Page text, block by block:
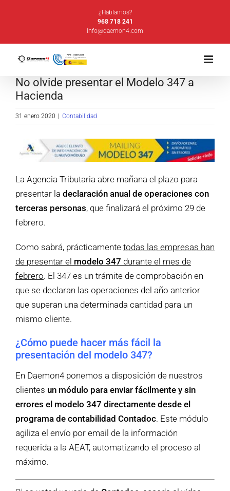
¿Hablamos?
968 718 241
info@daemon4.com
No olvide presentar el Modelo 347 a
Hacienda
31 enero 2020 Contabilidad
La Agencia Tributaria abre mañana el plazo para
presentar la declaración anual de operaciones con
terceras personas, que finalizará el próximo 29 de
febrero.
Como sabrá, prácticamente todas las empresas han
de presentar el modelo 347 durante el mes de
febrero. El 347 es un trámite de comprobación en
que se declaran las operaciones del año anterior
que superan una determinada cantidad para un
mismo cliente.
¿Cómo puede hacer más fácil la
presentación del modelo 347?
En Daemon4 ponemos a disposición de nuestros
clientes un módulo para enviar fácilmente y sin
errores el modelo 347 directamente desde el
programa de contabilidad Contadoc. Este módulo
agiliza el envío por email de la información
requerida a la AEAT, automatizando el proceso al
máximo.